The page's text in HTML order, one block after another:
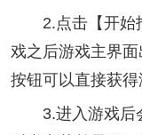
2.点击【开始招
戏之后游戏主界
按钮可以直接获得
3.进入游戏后会